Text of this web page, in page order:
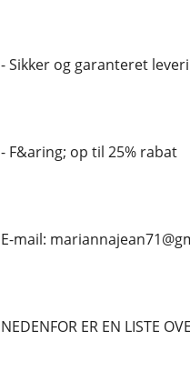
- Sikker og garanteret
- F&aring; op til 25% rabat
E-mail:
NEDENFOR ER EN LISTE